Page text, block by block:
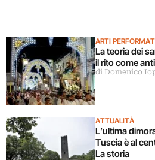
ARTI
La teoria dei
il rito come
di Domenico
ATTUALITÀ
L’ultima
Tuscia è al
La storia